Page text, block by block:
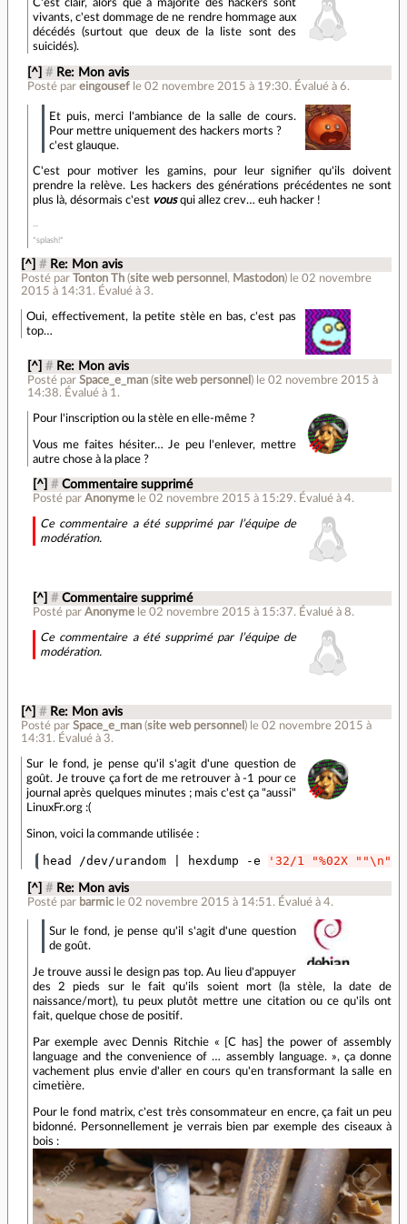
C'est clair, alors que a majorité des hackers sont
vivants, c'est dommage de ne rendre hommage aux
décédés (surtout que deux de la liste sont des
suicidés).
[^] # Re: Mon avis
Posté par eingousef le 02 novembre 2015 à 19:30. Évalué à 6.
Et puis, merci l'ambiance de la salle de cours.
Pour mettre uniquement des hackers morts ?
c'est glauque.
C'est pour motiver les gamins, pour leur signifier qu'ils doivent
prendre la relève. Les hackers des générations précédentes ne sont
plus là, désormais c'est vousqui allez crev… euh hacker !
*splash!*
[^] # Re: Mon avis
Posté par Tonton Th (site web personnel , Mastodon) le 02 novembre
2015 à 14:31 . Évalué à 3.
Oui, effectivement, la petite stèle en bas, c'est pas
top…
[^] # Re: Mon avis
Posté par Space_e_man(site web personnel ) le 02 novembre 2015 à
14:38. Évalué à 1 .
Pour l'inscription ou la stèle en elle-même ?
Vous me faites hésiter… Je peu l'enlever, mettre
autre chose à la place ?
[^] # Commentaire supprimé
Posté parAnonyme le 02 novembre 2015 à 15:29. Évalué à4.
Ce commentaire a été supprimé par l’équipe de
modération.
[^] # Commentaire supprimé
Posté parAnonyme le 02 novembre 2015 à 15:37. Évalué à8.
Ce commentaire a été supprimé par l’équipe de
modération.
[^] # Re: Mon avis
Posté parSpace_e_man (site web personnel ) le 02 novembre 2015 à
14:31. Évalué à 3.
Sur le fond, je pense qu'il s'agit d'une question de
goût. Je trouve ça fort de me retrouver à -1 pour ce
journal après quelques minutes ; mais c'est ça "aussi"
LinuxFr.org :(
Sinon, voici la commande utilisée :
head /dev/urandom hexdump -e '32/1 "%02X
[^] # Re: Mon avis
Posté par barmic le 02 novembre 2015 à 14:51 . Évalué à 4.
Sur le fond, je pense qu'il s'agit d'une question
de goût.
Je trouve aussi le design pas top. Au lieu d'appuyer
des 2 pieds sur le fait qu'ils soient mort (la stèle, la date de
naissance/mort), tu peux plutôt mettre une citation ou ce qu'ils ont
fait, quelque chose de positif.
Par exemple avec Dennis Ritchie « [C has] the power of assembly
language and the convenience of … assembly language. », ça donne
vachement plus envie d'aller en cours qu'en transformant la salle en
cimetière.
Pour le fond matrix, c'est très consommateur en encre, ça fait un peu
bidonné. Personnellement je verrais bien par exemple des ciseaux à
bois :